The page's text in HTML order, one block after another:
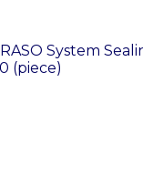
System
(piece)